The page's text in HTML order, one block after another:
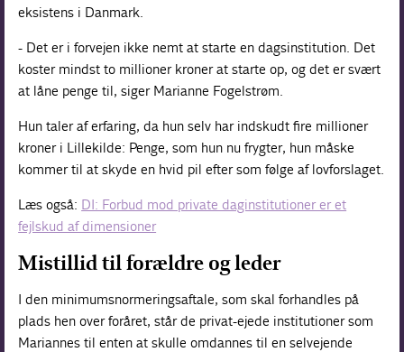
eksistens i Danmark.
- Det er i forvejen ikke nemt at starte en dagsinstitution. Det
koster mindst to millioner kroner at starte op, og det er svært
at låne penge til, siger Marianne Fogelstrøm.
Hun taler af erfaring, da hun selv har indskudt fire millioner
kroner i Lillekilde: Penge, som hun nu frygter, hun måske
kommer til at skyde en hvid pil efter som følge af lovforslaget.
Læs også: DI: Forbud mod private daginstitutioner er et
fejlskud af dimensioner
Mistillid til forældre og leder
I den minimumsnormeringsaftale, som skal forhandles på
plads hen over foråret, står de privat-ejede institutioner som
Mariannes til enten at skulle omdannes til en selvejende